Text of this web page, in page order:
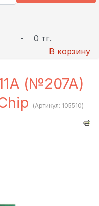
-
0 тг.
В корзину
(№207A)
(Артикул: 105510)